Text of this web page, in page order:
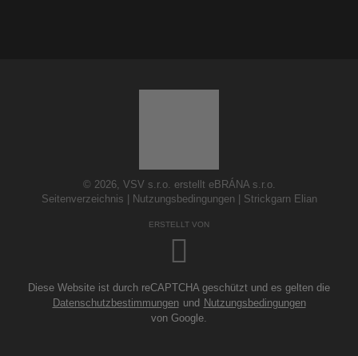
© 2026, VSV s.r.o. erstellt eBRÁNA s.r.o.
Seitenverzeichnis
Nutzungsbedingungen Strickgarn Elian
ERSTELLT VON
Diese Website ist durch reCAPTCHA geschützt und es gelten die
Datenschutzbestimmungen und Nutzungsbedingungen
von Google.